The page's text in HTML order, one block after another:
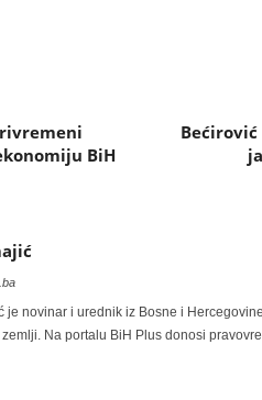
BiH
je novinar i urednik iz Bosne i
Na portalu BiH Plus donosi